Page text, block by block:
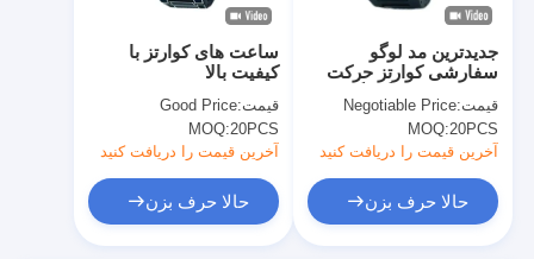
ساعت های کوارتز با
کیفیت بالا
قیمت:Good Price
MOQ:20PCS
آخرین قیمت را دریافت کنید
حالا حرف بزن
جدیدترین مد لوگو
سفارشی کوارتز حرکت
کارتونی دست ساعت
قیمت:Negotiable Price
MOQ:20PCS
آخرین قیمت را دریافت کنید
حالا حرف بزن